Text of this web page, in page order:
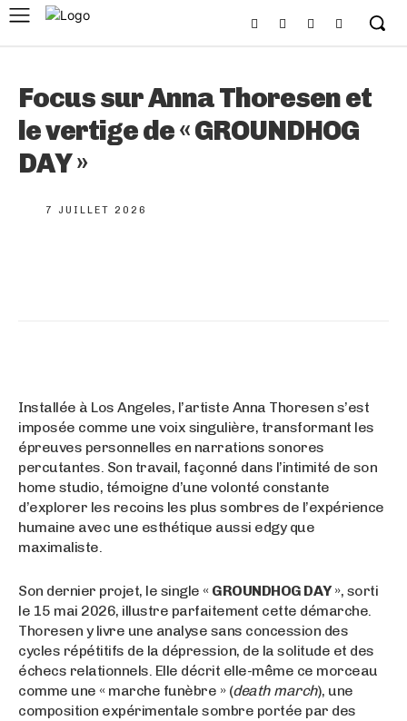
Focus sur Anna Thoresen et
le vertige de « GROUNDHOG
DAY »
7 JUILLET 2026
Installée à Los Angeles, l’artiste Anna Thoresen s’est
imposée comme une voix singulière, transformant les
épreuves personnelles en narrations sonores
percutantes. Son travail, façonné dans l’intimité de son
home studio, témoigne d’une volonté constante
d’explorer les recoins les plus sombres de l’expérience
humaine avec une esthétique aussi edgy que
maximaliste.
Son dernier projet, le single « GROUNDHOG DAY», sorti
le 15 mai 2026, illustre parfaitement cette démarche.
Thoresen y livre une analyse sans concession des
cycles répétitifs de la dépression, de la solitude et des
échecs relationnels. Elle décrit elle-même ce morceau
comme une « marche funèbre » (death march), une
composition expérimentale sombre portée par des